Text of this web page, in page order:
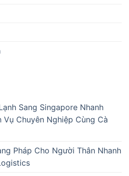
Sang Singapore Nhanh
Vụ Chuyên Nghiệp Cùng Cà
Pháp Cho Người Thân Nhanh